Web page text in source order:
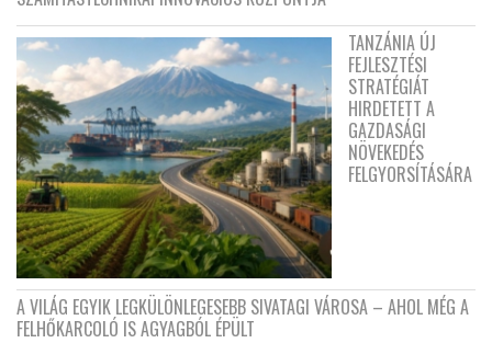
TANZÁNIA ÚJ
FEJLESZTÉSI
STRATÉGIÁT
HIRDETETT A
GAZDASÁGI
NÖVEKEDÉS
FELGYORSÍTÁSÁRA
A VILÁG EGYIK LEGKÜLÖNLEGESEBB SIVATAGI VÁROSA – AHOL MÉG A
FELHŐKARCOLÓ IS AGYAGBÓL ÉPÜLT